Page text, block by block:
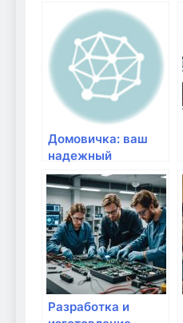
OpenWRT на вашем
роутере
Домовичка: ваш
надежный
помощник в
выборе мебели для
дома
Разработка и